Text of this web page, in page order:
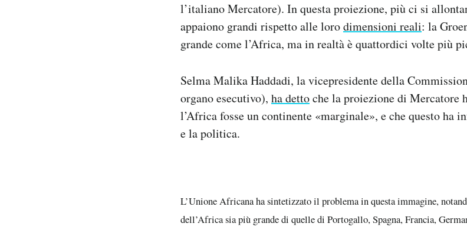
l’italiano Mercatore). In questa proiezione, più ci si
appaiono grandi rispetto alle lorodimensioni reali: la
grande come l’Africa, ma in realtà è quattordici volte più
Selma Malika Haddadi, la vicepresidente della
organo esecutivo), ha dettoche la proiezione di Mercatore
l’Africa fosse un continente «marginale», e che questo ha
e la politica.
L’Unione Africana ha sintetizzato il problema in questa immagine,
dell’Africa sia più grande di quelle di Portogallo, Spagna, Francia,